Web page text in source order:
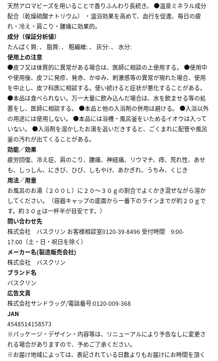
天然アロマビーズを用いることで香りふんわり長続き。 ●温泉ミネラル成分
配合（乾燥硫酸ナトリウム） ・温浴効果を高めて、血行を促進、毎日の疲
れ・冷え・肩こり・腰痛に効果的。
成分（保証分析値）
たんぱく質: 、 脂質: 、 粗繊維: 、 灰分: 、 水分:
使用上の注意
●皮フ又は体質的に異常がある場合は、医師に相談の上使用する。 ●使用中
や使用後、皮フに発疹、発赤、かゆみ、刺激感等の異常が現れた場合、使用
を中止し、皮フ科医に相談する。使い続けると症状が悪化することがある。
●本品は食べられない。万一大量に飲み込んだ場合は、水を飲ませる等の処
置をし、医師に相談する。 ●本品と他の入浴剤の併用は避ける。 ●入浴以外
の用途には使用しない。 ●本品には浴槽・風呂釜をいためるイオウは入って
いない。 ●入浴剤を溶かしたお湯を追いだきすると、ごくまれに配管や風呂
釜の汚れが出てくることがある。
効能／効果
疲労回復、冷え症、肩のこり、腰痛、神経痛、リウマチ、痔、荒れ性、あせ
も、しっしん、にきび、ひび、しもやけ、あかぎれ、うちみ、くじき
用法／用量
お風呂のお湯（２００Ｌ）に２０～３０ｇの割合でよくかき混ぜながら溶か
してください。（容器キャップの底面から一番下のラインまでが約２０ｇで
す。約３０ｇは一杯半が目安です。）
問い合わせ先
株式会社 バスクリン お客様相談室0120-39-8496 受付時間 9:00-
17:00（土・日・祝日を除く）
メーカー名(製造販売会社)
株式会社 バスクリン
ブランド名
バスクリン
広告文責
株式会社サンドラッグ/電話番号:0120-009-368
JAN
4548514158573
※パッケージ・デザイン・内容等は、リニューアルにより予告なしに変更さ
れる場合がありますので、予めご了承ください。
※お届け地域によっては、表記されている日数よりもお届けにお時間を頂く